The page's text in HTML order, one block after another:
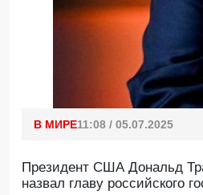
В МИРЕ11:08 / 05.07.2025
Президент США Дональд
назвал главу российского